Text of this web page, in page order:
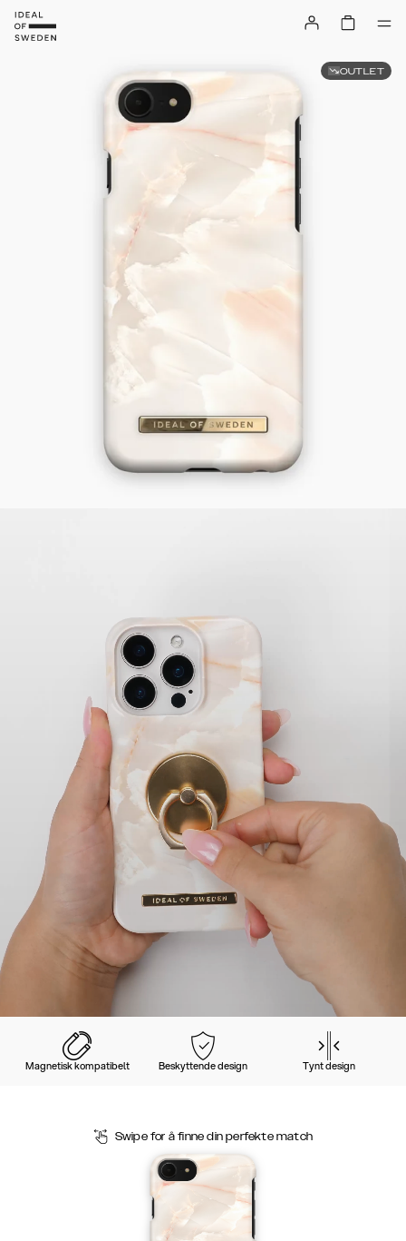
Magnetisk kompatibelt Beskyttende design Tynt design
Swipe for å finne din perfekte match
OUTLET